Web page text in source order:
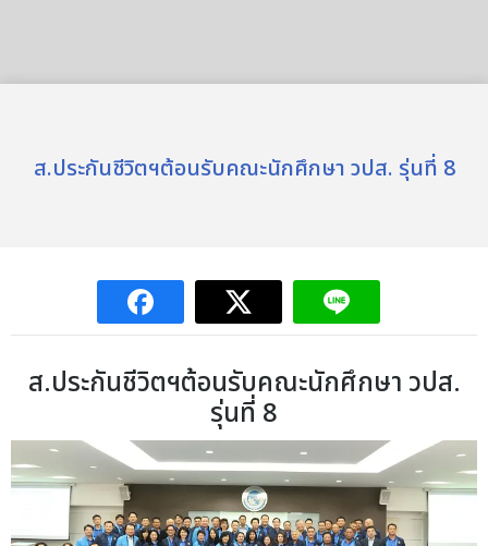
ส.ประกันชีวิตฯต้อนรับคณะนักศึกษา วปส. รุ่นที่ 8
ส.ประกันชีวิตฯต้อนรับคณะนักศึกษา วปส.
รุ่นที่ 8